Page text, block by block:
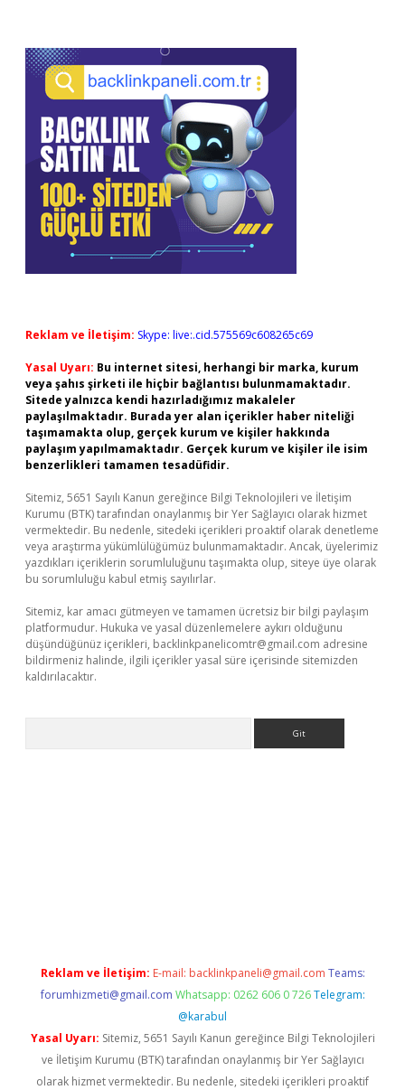
Reklam ve İletişim: Skype: live:.cid.575569c608265c69
Yasal Uyarı: Bu internet sitesi, herhangi bir marka, kurum
veya şahıs şirketi ile hiçbir bağlantısı bulunmamaktadır.
Sitede yalnızca kendi hazırladığımız makaleler
paylaşılmaktadır. Burada yer alan içerikler haber niteliği
taşımamakta olup, gerçek kurum ve kişiler hakkında
paylaşım yapılmamaktadır. Gerçek kurum ve kişiler ile isim
benzerlikleri tamamen tesadüfidir.
Sitemiz, 5651 Sayılı Kanun gereğince Bilgi Teknolojileri ve İletişim
Kurumu (BTK) tarafından onaylanmış bir Yer Sağlayıcı olarak hizmet
vermektedir. Bu nedenle, sitedeki içerikleri proaktif olarak denetleme
veya araştırma yükümlülüğümüz bulunmamaktadır. Ancak, üyelerimiz
yazdıkları içeriklerin sorumluluğunu taşımakta olup, siteye üye olarak
bu sorumluluğu kabul etmiş sayılırlar.
Sitemiz, kar amacı gütmeyen ve tamamen ücretsiz bir bilgi paylaşım
platformudur. Hukuka ve yasal düzenlemelere aykırı olduğunu
düşündüğünüz içerikleri, backlinkpanelicomtr@gmail.com adresine
bildirmeniz halinde, ilgili içerikler yasal süre içerisinde sitemizden
kaldırılacaktır.
Reklam ve İletişim: E-mail: backlinkpaneli@gmail.com Teams:
forumhizmeti@gmail.com Whatsapp: 0262 606 0 726 Telegram:
@karabul
Yasal Uyarı: Sitemiz, 5651 Sayılı Kanun gereğince Bilgi Teknolojileri
ve İletişim Kurumu (BTK) tarafından onaylanmış bir Yer Sağlayıcı
olarak hizmet vermektedir. Bu nedenle, sitedeki içerikleri proaktif